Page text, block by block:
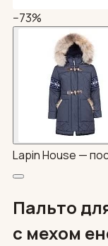
−73%
Lapin House —
Пальто
с мехом